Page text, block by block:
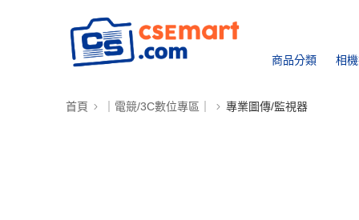
商品分類 相
首頁 ｜電競/3C數位專區｜ 專業圖傳/監視器